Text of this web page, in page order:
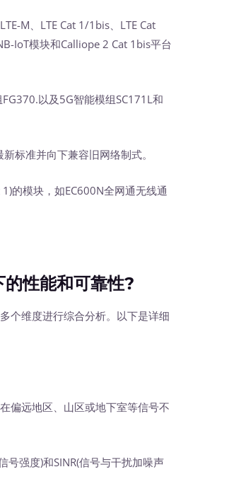
M、LTE Cat 1/1bis、LTE Cat
IoT模块和Calliope 2 Cat 1bis平台
以及5G智能模组SC171L和
标准并向下兼容旧网络制式。
的模块，如EC600N全网通无线通
性能和可靠性?
维度进行综合分析。以下是详细
远地区、山区或地下室等信号不
强度)和SINR(信号与干扰加噪声